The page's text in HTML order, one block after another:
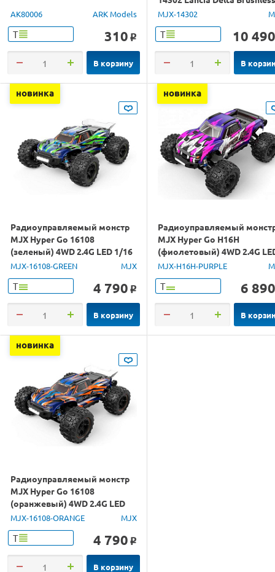
AK80006 ARK Models
Т 310 o
В корзину
4WD 2.4G LED 1/14 RTR
MJX-14302
Т 10 490
В
новинка
Радиоуправляемый монстр
MJX Hyper Go 16108
(зеленый) 4WD 2.4G LED 1/16
RTR
MJX-16108-GREEN MJX
Т 4 790 o
В корзину
новинка
Радиоуправляемый
MJX Hyper Go H16H
(фиолетовый) 4WD 2.4G
GPS 1/16 RTR
MJX-H16H-PURPLE
Т 6 890
В
новинка
Радиоуправляемый монстр
MJX Hyper Go 16108
(оранжевый) 4WD 2.4G LED
1/16 RTR
MJX-16108-ORANGE MJX
Т 4 790 o
В корзину